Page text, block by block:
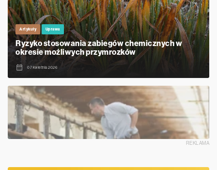
Artykuły Uprawa
Ryzyko stosowania zabiegów chemicznych w
okresie możliwych przymrozków
07 kwietnia 2026
REKLAMA